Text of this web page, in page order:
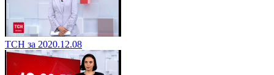
ТСН за 2020.12.08